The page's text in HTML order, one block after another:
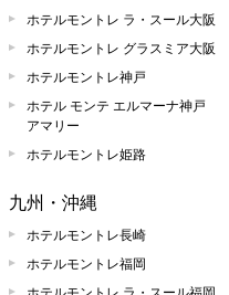
ホテルモントレ ラ・スール大阪
ホテルモントレ グラスミア大阪
ホテルモントレ神戸
ホテル モンテ エルマーナ神戸
アマリー
ホテルモントレ姫路
九州・沖縄
ホテルモントレ長崎
ホテルモントレ福岡